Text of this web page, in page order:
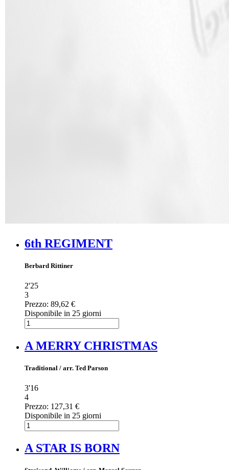
6th REGIMENT
Berbard Rittiner
2'25
3
Prezzo: 89,62 €
Disponibile in 25 giorni
A MERRY CHRISTMAS
Traditional / arr. Ted Parson
3'16
4
Prezzo: 127,31 €
Disponibile in 25 giorni
A STAR IS BORN